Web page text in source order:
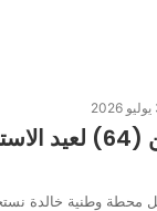
دعوة للمشاركة في احتفالية الذكرى الرابعة
والشباب، التي تمثل محطة